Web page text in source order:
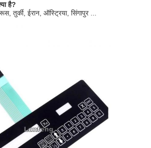
है?
तुर्की, ईरान, ऑस्ट्रिया, सिंगापुर ...